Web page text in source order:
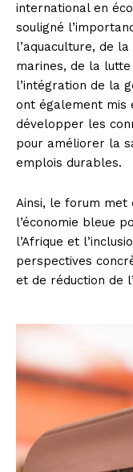
international en
souligné
l’aquaculture, de
marines, de la
l’intégration de la
ont également mis
développer les
pour améliorer la
emplois durables.
Ainsi, le forum met
l’économie bleue
l’Afrique et
perspectives
et de réduction de